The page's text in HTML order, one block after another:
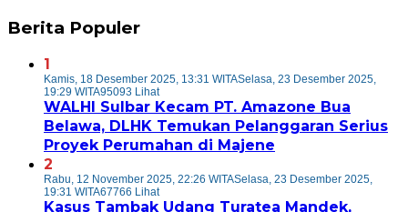
Berita Populer
1
Kamis, 18 Desember 2025, 13:31 WITASelasa, 23 Desember 2025,
19:29 WITA95093 Lihat
WALHI Sulbar Kecam PT. Amazone Bua
Belawa, DLHK Temukan Pelanggaran Serius
Proyek Perumahan di Majene
2
Rabu, 12 November 2025, 22:26 WITASelasa, 23 Desember 2025,
19:31 WITA67766 Lihat
Kasus Tambak Udang Turatea Mandek,